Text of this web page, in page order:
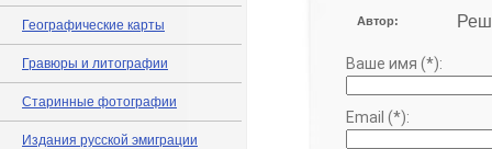
Географические карты
Гравюры и литографии
Старинные фотографии
Издания русской эмиграции
Автор:
Ваше имя (*):
Email (*):